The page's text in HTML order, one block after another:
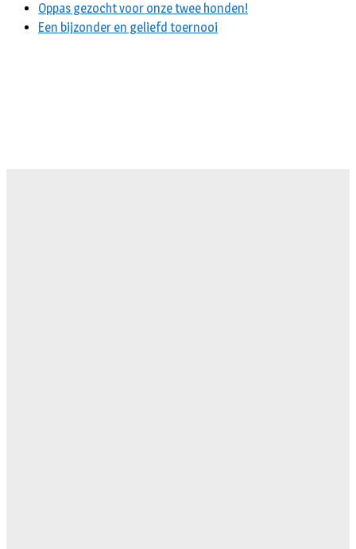
Oppas gezocht voor onze twee honden!
Een bijzonder en geliefd toernooi